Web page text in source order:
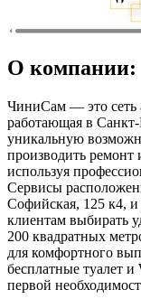
О компании:
ЧиниСам — это сеть
работающая в Санкт-
уникальную
производить ремонт
используя
Сервисы
Софийская, 125 к4, и
клиентам выбирать
200 квадратных
для комфортного
бесплатные туалет
первой